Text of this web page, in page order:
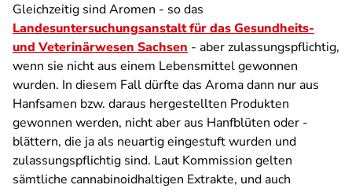
Gleichzeitig sind Aromen - so das
Landesuntersuchungsanstalt für das Gesundheits-
und Veterinärwesen Sachsen - aber zulassungspflichtig,
wenn sie nicht aus einem Lebensmittel gewonnen
wurden. In diesem Fall dürfte das Aroma dann nur aus
Hanfsamen bzw. daraus hergestellten Produkten
gewonnen werden, nicht aber aus Hanfblüten oder -
blättern, die ja als neuartig eingestuft wurden und
zulassungspflichtig sind. Laut Kommission gelten
sämtliche cannabinoidhaltigen Extrakte, und auch